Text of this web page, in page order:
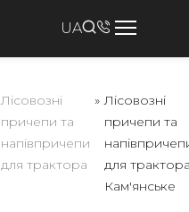
UA
Лісовозні
причепи та
напівпричепи
для трактора
» Лісовозні
причепи та
для
Кам'янське